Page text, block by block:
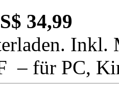
34,99
Inkl.
– für PC,